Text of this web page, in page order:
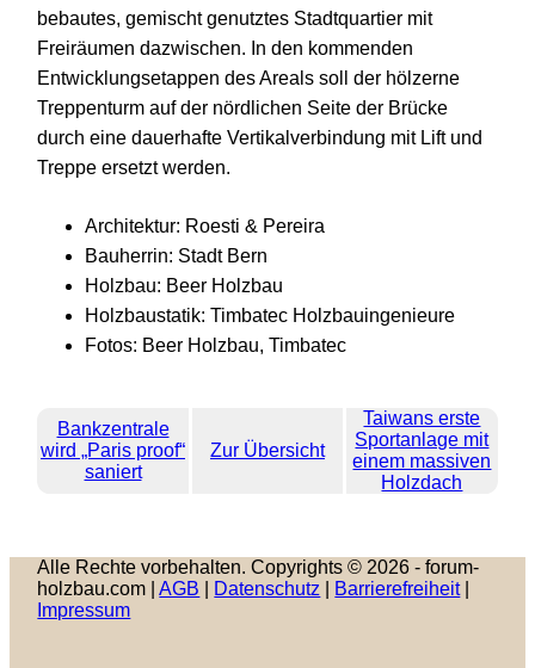
bebautes, gemischt genutztes Stadtquartier mit
Freiräumen dazwischen. In den kommenden
Entwicklungsetappen des Areals soll der hölzerne
Treppenturm auf der nördlichen Seite der Brücke
durch eine dauerhafte Vertikalverbindung mit Lift und
Treppe ersetzt werden.
Architektur: Roesti & Pereira
Bauherrin: Stadt Bern
Holzbau: Beer Holzbau
Holzbaustatik: Timbatec Holzbauingenieure
Fotos: Beer Holzbau, Timbatec
Bankzentrale
wird „Paris proof“
saniert
Zur Übersicht
Taiwans erste
Sportanlage mit
einem massiven
Holzdach
Alle Rechte vorbehalten. Copyrights © 2026 - forum-
holzbau.com |AGB Datenschutz Barrierefreiheit|
Impressum